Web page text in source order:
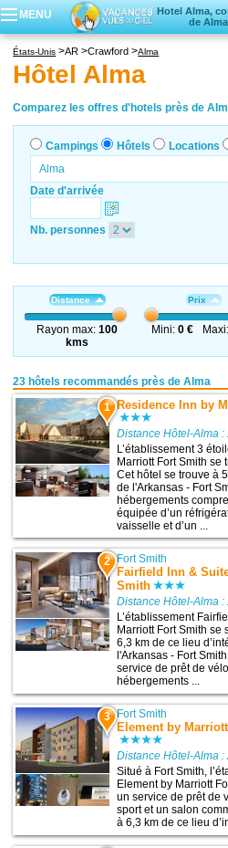
MENU
Hotel Alma,
de
Villages
États-Unis AR Crawford Alma
Hôtel Alma
Comparez les offres d'hotels près de
Campings Hôtels Locations
Date d'arrivée
Nb. personnes
Distance
Rayon max:100
kms
Prix
Mini: 0 €
23 hôtels recommandés près de Alma
1 Residence Inn by
Distance Hôtel-Alma :
L’établissement 3
Marriott Fort Smith se
Cet hôtel se trouve à
de l'Arkansas - Fort
hébergements
équipée d’un
vaisselle et d’un ...
2 Fort Smith
Fairfield Inn &
Smith
Distance Hôtel-Alma :
L’établissement
Marriott Fort Smith se
6,3 km de ce lieu
l'Arkansas - Fort
service de prêt de
hébergements ...
3 Fort Smith
Element by
Distance Hôtel-Alma :
Situé à Fort Smith,
Element by Marriott
un service de prêt de
sport et un salon
à 6,3 km de ce lieu